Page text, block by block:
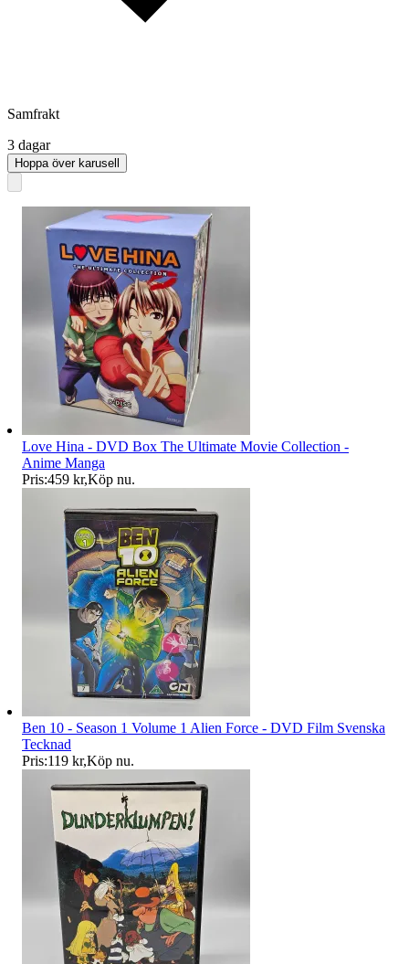
Samfrakt
3 dagar
Hoppa över karusell
Love Hina - DVD Box The Ultimate Movie Collection -
Anime Manga
Pris:459 kr,Köp nu.
Ben 10 - Season 1 Volume 1 Alien Force - DVD Film Svenska
Tecknad
Pris:119 kr,Köp nu.